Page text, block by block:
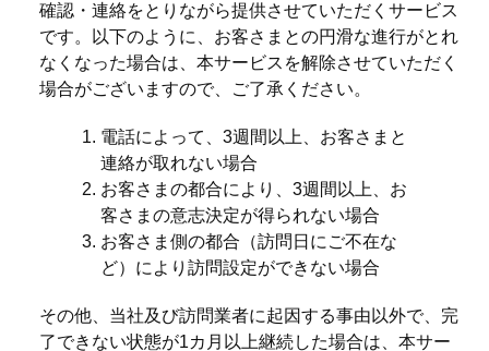
確認・連絡をとりながら提供させていただくサービス
です。以下のように、お客さまとの円滑な進行がとれ
なくなった場合は、本サービスを解除させていただく
場合がございますので、ご了承ください。
電話によって、3週間以上、お客さまと
連絡が取れない場合
お客さまの都合により、3週間以上、お
客さまの意志決定が得られない場合
お客さま側の都合（訪問日にご不在な
ど）により訪問設定ができない場合
その他、当社及び訪問業者に起因する事由以外で、完
了できない状態が1カ月以上継続した場合は、本サー